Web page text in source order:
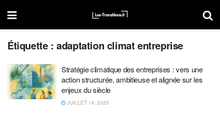
Étiquette :adaptation climat entreprise
Stratégie climatique des entreprises : vers une
action structurée, ambitieuse et alignée sur les
enjeux du siècle
JUILLET 14, 2025